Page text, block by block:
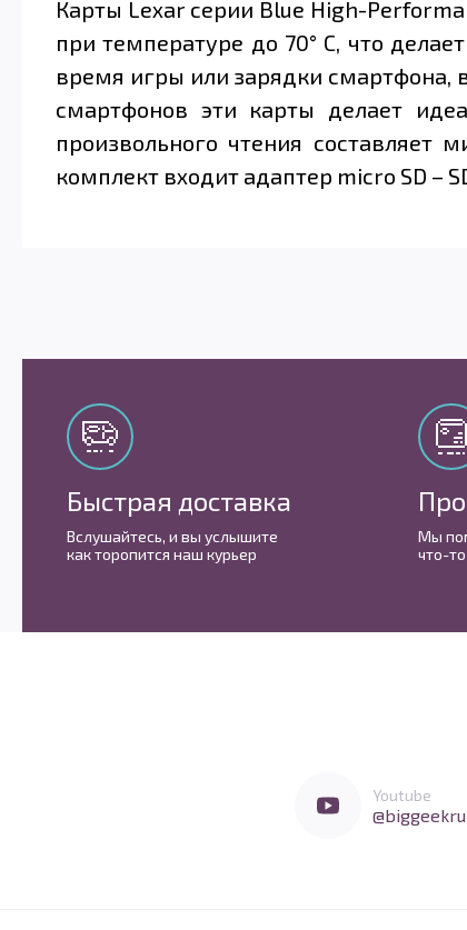
Карты Lexar серии Blue High-
при температуре до 70° C, что
время игры или зарядки смартфона,
смартфонов эти карты делает
произвольного чтения составляет
комплект входит адаптер micro SD –
Быстрая доставка
Вслушайтесь, и вы услышите
как торопится наш курьер
Мы
что-
Youtube
@biggeekru